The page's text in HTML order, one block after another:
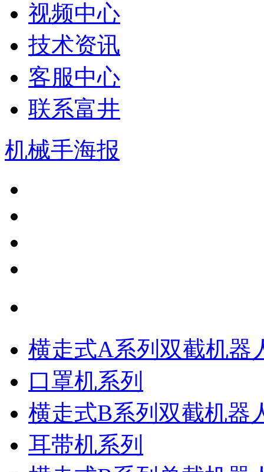
视频中心
技术资讯
客服中心
联系富井
机械手海报
横走式A系列双截机器
口罩机系列
横走式B系列双截机器
耳带机系列